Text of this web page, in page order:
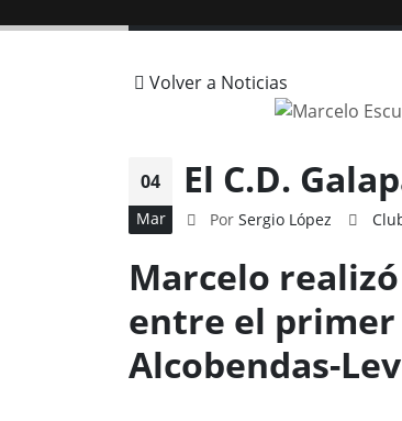
Volver a Noticias
04
Mar
El C.D.
Por Sergio López
Marcelo
entre el primer
Alcobendas-